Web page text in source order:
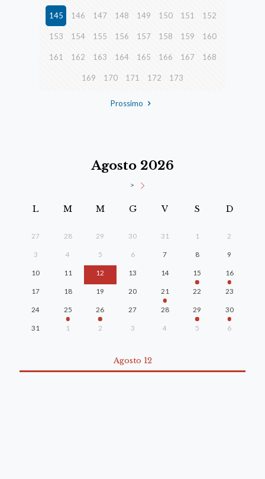
145 146 147 148 149 150 151 152
153 154 155 156 157 158 159 160
161 162 163 164 165 166 167 168
169 170 171 172 173
Prossimo
Agosto 2026
>
L M M G V S D
27 28 29 30 31 1 2
3 4 5 6 7 8 9
10 11 12 13 14 15 16
17 18 19 20 21 22 23
24 25 26 27 28 29 30
31 1 2 3 4 5 6
Agosto 12